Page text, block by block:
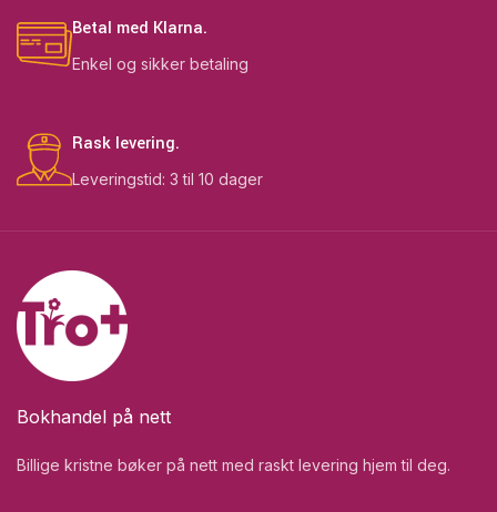
Betal med Klarna.
Enkel og sikker betaling
Rask levering.
Leveringstid: 3 til 10 dager
Bokhandel på nett
Billige kristne bøker på nett med raskt levering hjem til deg.